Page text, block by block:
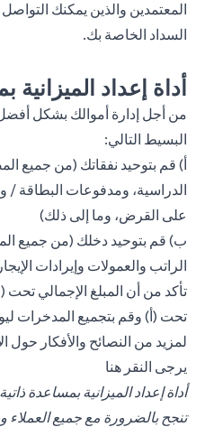
المعتمدين والذين يمكنك
السداد الخاصة بك.
أداة إعداد الميزانية
من أجل إدارة أموالك بشكل
البسيط التالي:
أ) قم بتوحيد نفقاتك (من جميع
الدراسية، ومدفوعات البطاقة /
على القرض، وما إلى ذلك)
ب) قم بتوحيد دخلك (من جميع
الراتب والعمولات وإيرادات
تأكد من أن المبلغ الإجمالي تحت
تحت (أ) وقم بتجميع المدخرات
لمزيد من النصائح والأفكار حول
يرجى النقر هنا
أداة إعداد الميزانية بمساعدة
تنجح بالضرورة مع جميع